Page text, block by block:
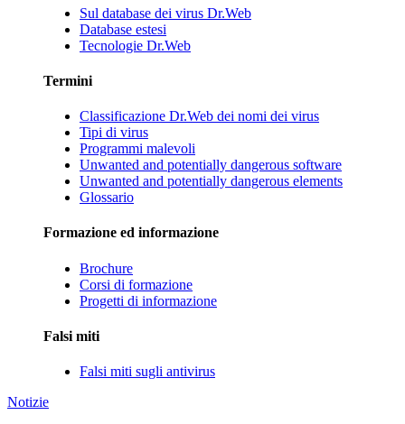
Sul database dei virus Dr.Web
Database estesi
Tecnologie Dr.Web
Termini
Classificazione Dr.Web dei nomi dei virus
Tipi di virus
Programmi malevoli
Unwanted and potentially dangerous software
Unwanted and potentially dangerous elements
Glossario
Formazione ed informazione
Brochure
Corsi di formazione
Progetti di informazione
Falsi miti
Falsi miti sugli antivirus
Notizie